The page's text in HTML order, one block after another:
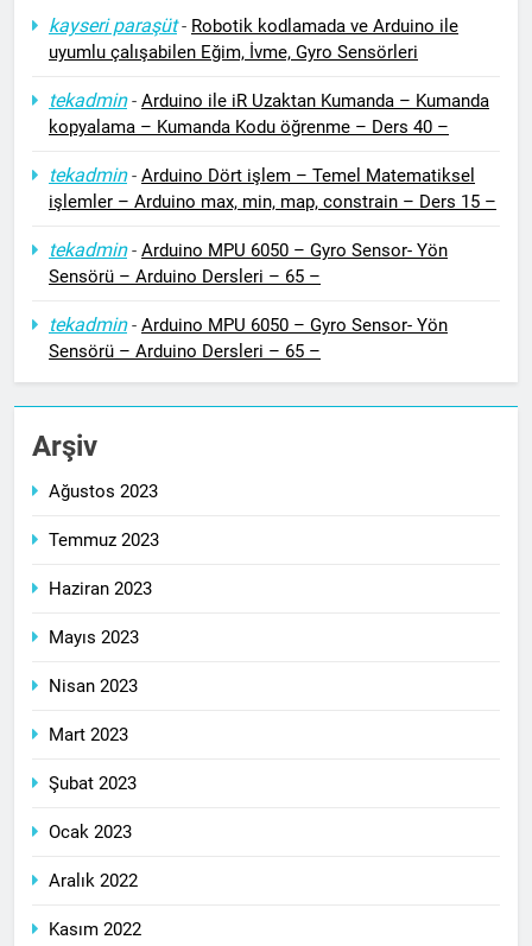
kayseri paraşüt- Robotik kodlamada ve Arduino ile
uyumlu çalışabilen Eğim, İvme, Gyro Sensörleri
tekadmin- Arduino ile iR Uzaktan Kumanda – Kumanda
kopyalama – Kumanda Kodu öğrenme – Ders 40 –
tekadmin- Arduino Dört işlem – Temel Matematiksel
işlemler – Arduino max, min, map, constrain – Ders 15 –
tekadmin- Arduino MPU 6050 – Gyro Sensor- Yön
Sensörü – Arduino Dersleri – 65 –
tekadmin- Arduino MPU 6050 – Gyro Sensor- Yön
Sensörü – Arduino Dersleri – 65 –
Arşiv
Ağustos 2023
Temmuz 2023
Haziran 2023
Mayıs 2023
Nisan 2023
Mart 2023
Şubat 2023
Ocak 2023
Aralık 2022
Kasım 2022